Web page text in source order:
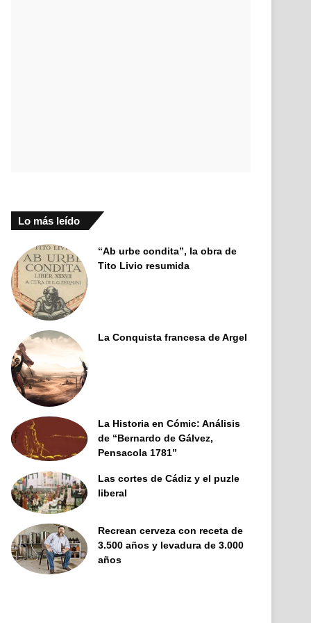
Lo más leído
“Ab urbe condita”, la obra de
Tito Livio resumida
La Conquista francesa de Argel
La Historia en Cómic: Análisis
de “Bernardo de Gálvez,
Pensacola 1781”
Las cortes de Cádiz y el puzle
liberal
Recrean cerveza con receta de
3.500 años y levadura de 3.000
años